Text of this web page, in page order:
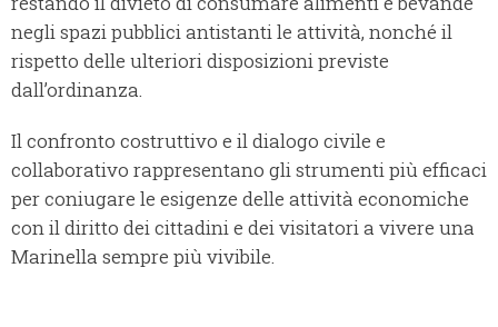
negli spazi pubblici antistanti le attività, nonché il
rispetto delle ulteriori disposizioni previste
dall’ordinanza.
Il confronto costruttivo e il dialogo civile e
collaborativo rappresentano gli strumenti più efficaci
per coniugare le esigenze delle attività economiche
con il diritto dei cittadini e dei visitatori a vivere una
Marinella sempre più vivibile.